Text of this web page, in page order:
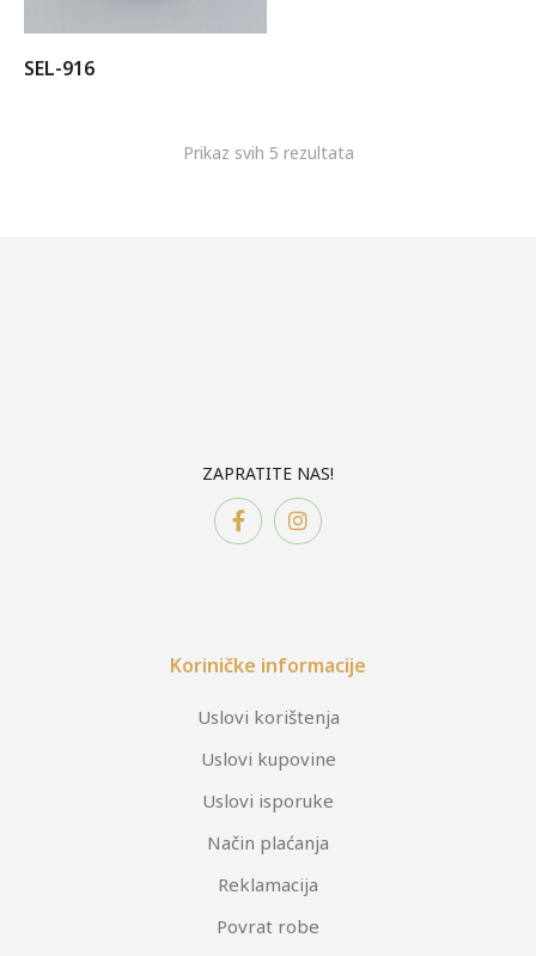
SEL-916
Prikaz svih 5 rezultata
ZAPRATITE NAS!
Koriničke informacije
Uslovi korištenja
Uslovi kupovine
Uslovi isporuke
Način plaćanja
Reklamacija
Povrat robe